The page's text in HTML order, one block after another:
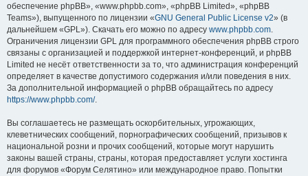
обеспечение phpBB», «www.phpbb.com», «phpBB Limited», «phpBB
Teams»), выпущенного по лицензии «GNU General Public License v2» (в
дальнейшем «GPL»). Скачать его можно по адресу www.phpbb.com.
Ограничения лицензии GPL для программного обеспечения phpBB строго
связаны с организацией и поддержкой интернет-конференций, и phpBB
Limited не несёт ответственности за то, что администрация конференций
определяет в качестве допустимого содержания и/или поведения в них.
За дополнительной информацией о phpBB обращайтесь по адресу
https://www.phpbb.com/.
Вы соглашаетесь не размещать оскорбительных, угрожающих,
клеветнических сообщений, порнографических сообщений, призывов к
национальной розни и прочих сообщений, которые могут нарушить
законы вашей страны, страны, которая предоставляет услуги хостинга
для форумов «Форум Селятино» или международное право. Попытки